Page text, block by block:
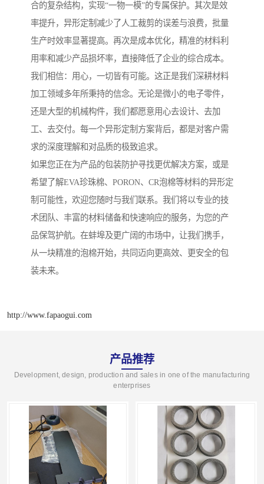
合的复杂结构，实现“一物一模”的专属保护。其次是效
率提升，异形定制减少了人工裁剪的误差与浪费，批量
生产时效率显著提高。再次是成本优化，精准的材料利
用率和减少产品损坏率，直接降低了企业的综合成本。
我们相信：用心，一切皆有可能。这正是我们深耕材料
加工领域多年所秉持的信念。无论是微小的电子零件，
还是大型的机械构件，我们都愿意用心去设计、去加
工、去交付。每一个异形定制方案背后，都是对客户需
求的深度理解和对品质的极致追求。
如果您正在为产品的包装防护寻找更优解决方案，或是
希望了解EVA珍珠棉、PORON、CR泡棉等材料的异形定
制可能性，欢迎您随时与我们联系。我们将以专业的技
术团队、丰富的材料储备和快速响应的服务，为您的产
品保驾护航。在蚌埠及更广阔的市场中，让我们携手，
从一块精准的泡棉开始，共同迈向更高效、更安全的包
装未来。
http://www.fapaogui.com
产品推荐
Development, design, production and sales in one of the manufacturing
enterprises